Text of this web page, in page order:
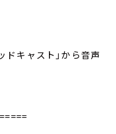
ドキャスト」から音声